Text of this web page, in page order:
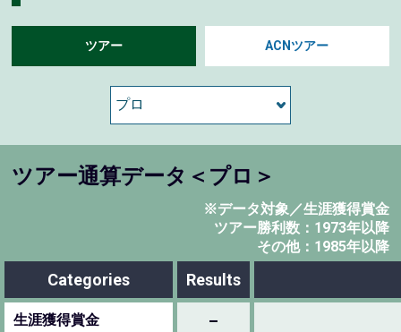
ツアー ACNツアー
ツアー通算データ＜プロ＞
※データ対象／生涯獲得賞金
ツアー勝利数：1973年以降
その他：1985年以降
Categories Results
生涯獲得賞金 –